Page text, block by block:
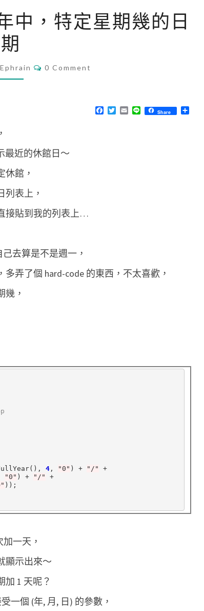
N
o
d
e
列
出
一
整
年
特
定
期
中，特定星期幾的日
期
Ephrain
C
0 Comment
F
T
E
L
Share
分
最近的休館日～
休館，
列表上，
接貼到我的列表上…
去算是不是週一，
弄了個 hard-code 的東西，不太喜歡，
幾，
4, "0" ) + "/"
+
"0" ) + "/"
+
));
一天，
顯示出來～
1 天呢？
一個 (年, 月, 日) 的參數，